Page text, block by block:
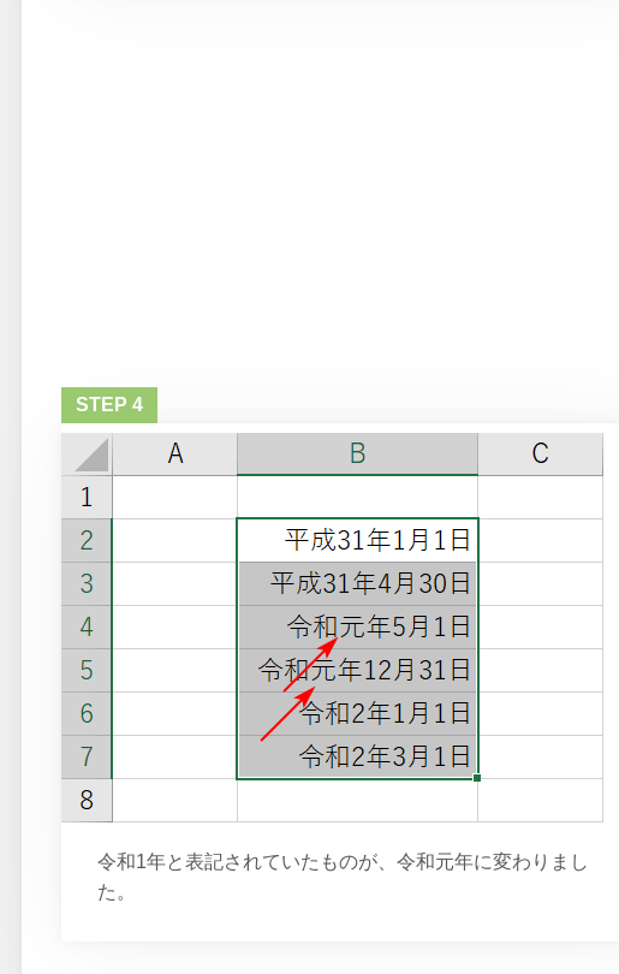
令和1年と表記されていたものが、令和元年に変わりまし
た。